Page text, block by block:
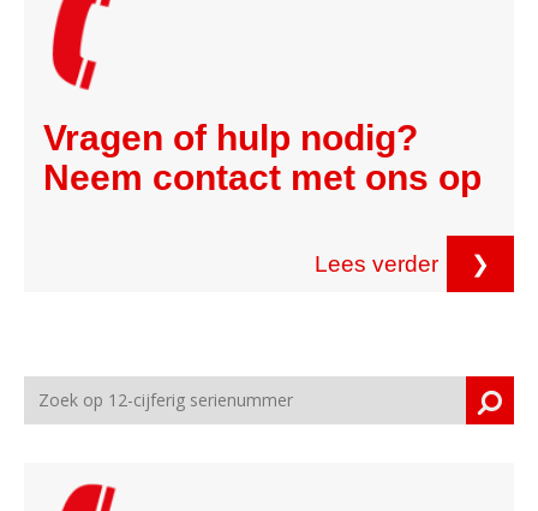
Vragen of hulp nodig?
Neem contact met ons op
Lees verder ❯